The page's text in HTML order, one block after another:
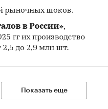
рыночных шоков.
в России»,
гг их производство
2,5 до 2,9 млн шт.
Показать еще